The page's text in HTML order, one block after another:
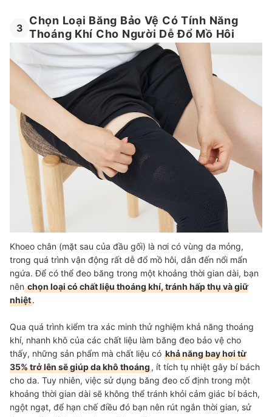
3
Chọn Loại Băng Bảo Vệ Có Tính Năng
Thoáng Khí Cho Người Dễ Đổ Mồ Hôi
Khoeo chân (mặt sau của đầu gối) là nơi có vùng da mỏng,
trong quá trình vận động rất dễ đổ mồ hôi, dẫn đến nổi mẩn
ngứa. Để có thể đeo băng trong một khoảng thời gian dài, bạn
nênchọn loại có chất liệu thoáng khí, tránh hấp thụ và giữ
nhiệt.
Qua quá trình kiểm tra xác minh thử nghiệm khả năng thoáng
khí, nhanh khô của các chất liệu làm băng đeo bảo vệ cho
thấy, những sản phẩm mà chất liệu có khả năng bay hơi từ
35% trở lên sẽ giúp da khô thoáng, ít tích tụ nhiệt gây bí bách
cho da. Tuy nhiên, việc sử dụng băng đeo cố định trong một
khoảng thời gian dài sẽ không thể tránh khỏi cảm giác bí bách,
ngột ngạt, để hạn chế điều đó bạn nên rút ngắn thời gian, sử